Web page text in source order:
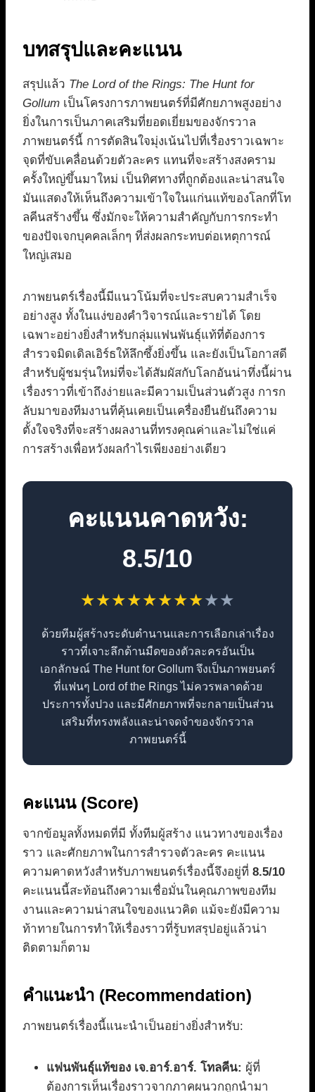
บทสรุปและคะแนน
สรุปแล้ว The Lord of the Rings: The Hunt for
Gollum เป็นโครงการภาพยนตร์ที่มีศักยภาพสูงอย่าง
ยิ่งในการเป็นภาคเสริมที่ยอดเยี่ยมของจักรวาล
ภาพยนตร์นี้ การตัดสินใจมุ่งเน้นไปที่เรื่องราวเฉพาะ
จุดที่ขับเคลื่อนด้วยตัวละคร แทนที่จะสร้างสงคราม
ครั้งใหญ่ขึ้นมาใหม่ เป็นทิศทางที่ถูกต้องและน่าสนใจ
มันแสดงให้เห็นถึงความเข้าใจในแก่นแท้ของโลกที่โท
ลคีนสร้างขึ้น ซึ่งมักจะให้ความสำคัญกับการกระทำ
ของปัจเจกบุคคลเล็กๆ ที่ส่งผลกระทบต่อเหตุการณ์
ใหญ่เสมอ
ภาพยนตร์เรื่องนี้มีแนวโน้มที่จะประสบความสำเร็จ
อย่างสูง ทั้งในแง่ของคำวิจารณ์และรายได้ โดย
เฉพาะอย่างยิ่งสำหรับกลุ่มแฟนพันธุ์แท้ที่ต้องการ
สำรวจมิดเดิลเอิร์ธให้ลึกซึ้งยิ่งขึ้น และยังเป็นโอกาสดี
สำหรับผู้ชมรุ่นใหม่ที่จะได้สัมผัสกับโลกอันน่าทึ่งนี้ผ่าน
เรื่องราวที่เข้าถึงง่ายและมีความเป็นส่วนตัวสูง การก
ลับมาของทีมงานที่คุ้นเคยเป็นเครื่องยืนยันถึงความ
ตั้งใจจริงที่จะสร้างผลงานที่ทรงคุณค่าและไม่ใช่แค่
การสร้างเพื่อหวังผลกำไรเพียงอย่างเดียว
คะแนนคาดหวัง:
8.5/10
★★★★★★★★★★
ด้วยทีมผู้สร้างระดับตำนานและการเลือกเล่าเรื่อง
ราวที่เจาะลึกด้านมืดของตัวละครอันเป็น
เอกลักษณ์ The Hunt for Gollum จึงเป็นภาพยนตร์
ที่แฟนๆ Lord of the Rings ไม่ควรพลาดด้วย
ประการทั้งปวง และมีศักยภาพที่จะกลายเป็นส่วน
เสริมที่ทรงพลังและน่าจดจำของจักรวาล
ภาพยนตร์นี้
คะแนน (Score)
จากข้อมูลทั้งหมดที่มี ทั้งทีมผู้สร้าง แนวทางของเรื่อง
ราว และศักยภาพในการสำรวจตัวละคร คะแนน
ความคาดหวังสำหรับภาพยนตร์เรื่องนี้จึงอยู่ที่ 8.5/10
คะแนนนี้สะท้อนถึงความเชื่อมั่นในคุณภาพของทีม
งานและความน่าสนใจของแนวคิด แม้จะยังมีความ
ท้าทายในการทำให้เรื่องราวที่รู้บทสรุปอยู่แล้วน่า
ติดตามก็ตาม
คำแนะนำ (Recommendation)
ภาพยนตร์เรื่องนี้แนะนำเป็นอย่างยิ่งสำหรับ:
แฟนพันธุ์แท้ของ เจ.อาร์.อาร์. โทลคีน: ผู้ที่
ต้องการเห็นเรื่องราวจากภาคผนวกถูกนำมา